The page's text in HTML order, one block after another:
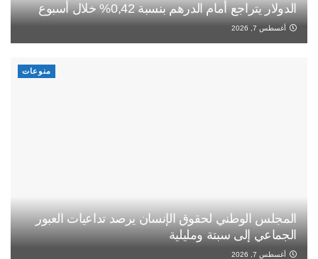
الدولار يتراجع أمام الدرهم بنسبة 0,42% خلال أسبوع
أغسطس 7, 2026
منوعات
المجلس الوطني لحقوق الإنسان يرصد تداعيات العبور
الجماعي إلى سبتة ومليلية
أغسطس 7, 2026